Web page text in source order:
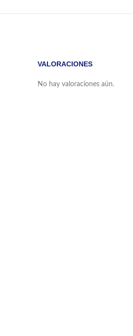
VALORACIONES
No hay valoraciones aún.